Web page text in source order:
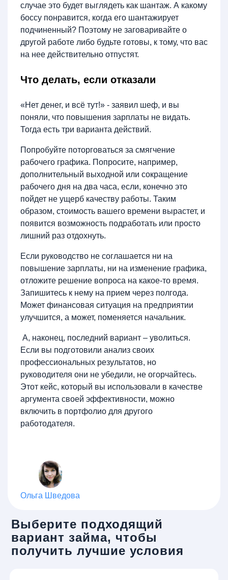
случае это будет выглядеть как шантаж. А какому
боссу понравится, когда его шантажирует
подчиненный? Поэтому не заговаривайте о
другой работе либо будьте готовы, к тому, что вас
на нее действительно отпустят.
Что делать, если отказали
«Нет денег, и всё тут!» - заявил шеф, и вы
поняли, что повышения зарплаты не видать.
Тогда есть три варианта действий.
Попробуйте поторговаться за смягчение
рабочего графика. Попросите, например,
дополнительный выходной или сокращение
рабочего дня на два часа, если, конечно это
пойдет не ущерб качеству работы. Таким
образом, стоимость вашего времени вырастет, и
появится возможность подработать или просто
лишний раз отдохнуть.
Если руководство не соглашается ни на
повышение зарплаты, ни на изменение графика,
отложите решение вопроса на какое-то время.
Запишитесь к нему на прием через полгода.
Может финансовая ситуация на предприятии
улучшится, а может, поменяется начальник.
А, наконец, последний вариант – уволиться.
Если вы подготовили анализ своих
профессиональных результатов, но
руководителя они не убедили, не огорчайтесь.
Этот кейс, который вы использовали в качестве
аргумента своей эффективности, можно
включить в портфолио для другого
работодателя.
Ольга Шведова
Выберите подходящий
вариант займа, чтобы
получить лучшие условия